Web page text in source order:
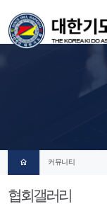
커뮤니티
협회갤러리